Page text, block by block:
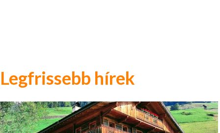
Legfrissebb hírek